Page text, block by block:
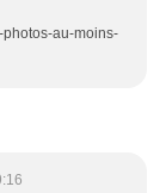
photos-au-moins-